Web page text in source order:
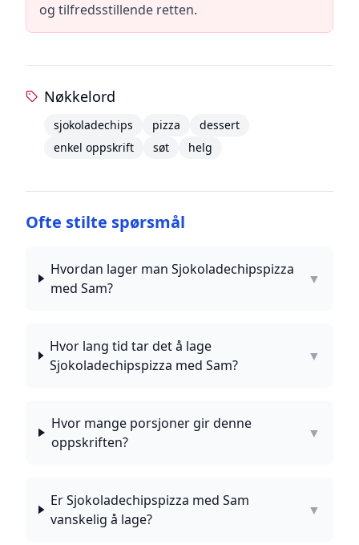
og tilfredsstillende retten.
Nøkkelord
sjokoladechips pizza
dessert
enkel oppskrift
søt helg
Ofte stilte spørsmål
Hvordan lager man Sjokoladechipspizza
med Sam?
▼
Hvor lang tid tar det å lage
Sjokoladechipspizza med Sam?
▼
Hvor mange porsjoner gir denne
oppskriften?
▼
Er Sjokoladechipspizza med Sam
vanskelig å lage?
▼